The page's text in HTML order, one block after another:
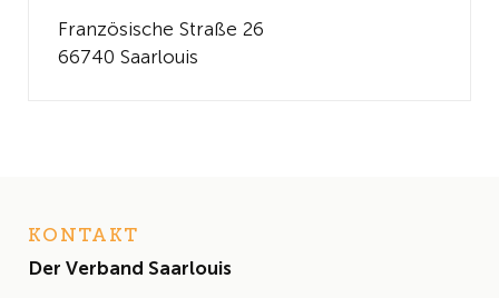
Französische Straße 26
66740 Saarlouis
KONTAKT
Der Verband Saarlouis